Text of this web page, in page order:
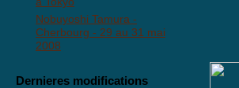
Nobuyoshi Tamura -
Cherbourg - 29 au 31 mai
2008
Dernieres modifications